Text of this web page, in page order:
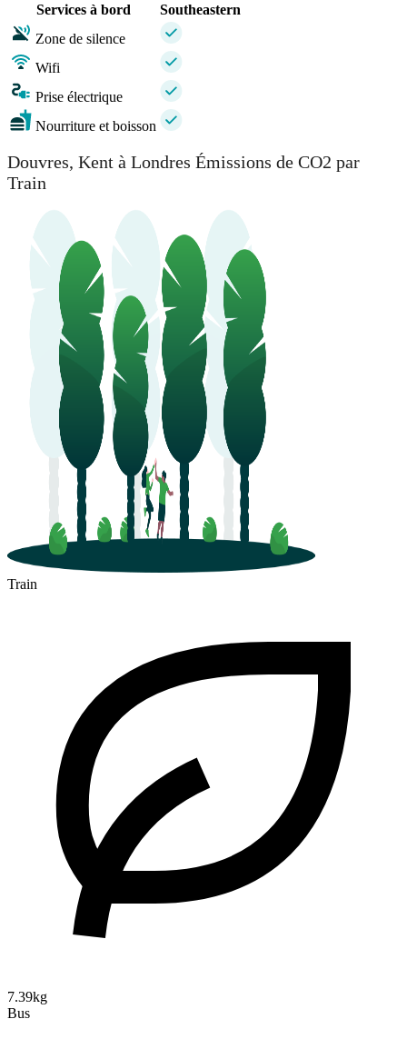
Services à bord
Southeastern
Zone de silence
Wifi
Prise électrique
Nourriture et boisson
Douvres, Kent à Londres Émissions de CO2 par
Train
Train
7.39kg
Bus